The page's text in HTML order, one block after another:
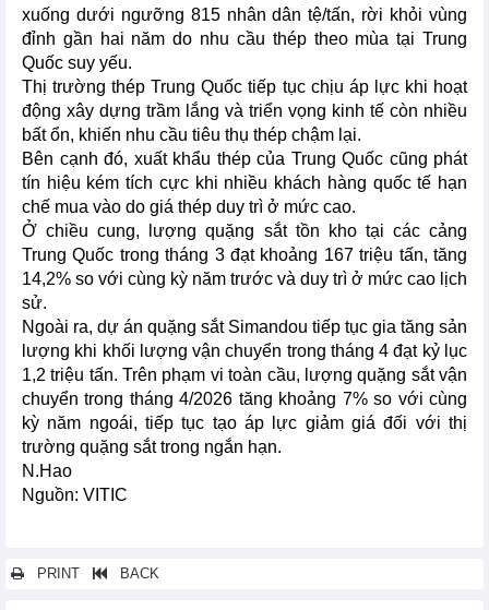
xuống dưới ngưỡng 815 nhân dân tệ/tấn, rời khỏi vùng
đỉnh gần hai năm do nhu cầu thép theo mùa tại Trung
Quốc suy yếu.
Thị trường thép Trung Quốc tiếp tục chịu áp lực khi hoạt
động xây dựng trầm lắng và triển vọng kinh tế còn nhiều
bất ổn, khiến nhu cầu tiêu thụ thép chậm lại.
Bên cạnh đó, xuất khẩu thép của Trung Quốc cũng phát
tín hiệu kém tích cực khi nhiều khách hàng quốc tế hạn
chế mua vào do giá thép duy trì ở mức cao.
Ở chiều cung, lượng quặng sắt tồn kho tại các cảng
Trung Quốc trong tháng 3 đạt khoảng 167 triệu tấn, tăng
14,2% so với cùng kỳ năm trước và duy trì ở mức cao lịch
sử.
Ngoài ra, dự án quặng sắt Simandou tiếp tục gia tăng sản
lượng khi khối lượng vận chuyển trong tháng 4 đạt kỷ lục
1,2 triệu tấn. Trên phạm vi toàn cầu, lượng quặng sắt vận
chuyển trong tháng 4/2026 tăng khoảng 7% so với cùng
kỳ năm ngoái, tiếp tục tạo áp lực giảm giá đối với thị
trường quặng sắt trong ngắn hạn.
N.Hao
Nguồn: VITIC
PRINT BACK